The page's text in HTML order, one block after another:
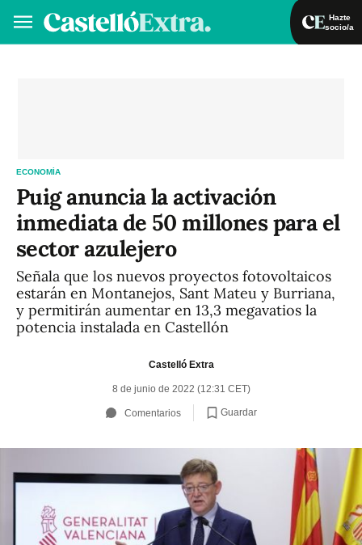
Hazte
socio/a
ECONOMÍA
Puig anuncia la activación
inmediata de 50 millones para el
sector azulejero
Señala que los nuevos proyectos fotovoltaicos
estarán en Montanejos, Sant Mateu y Burriana,
y permitirán aumentar en 13,3 megavatios la
potencia instalada en Castellón
Castelló Extra
8 de junio de 2022 (12:31 CET)
Comentarios Guardar